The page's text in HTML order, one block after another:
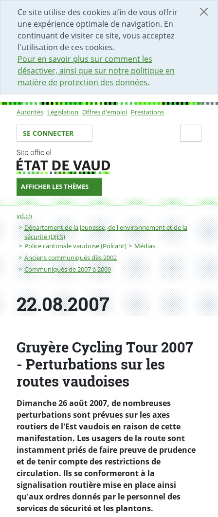
Ce site utilise des cookies afin de vous offrir
une expérience optimale de navigation. En
continuant de visiter ce site, vous acceptez
l'utilisation de ces cookies.
Pour en savoir plus sur comment les
désactiver, ainsi que sur notre politique en
matière de protection des données.
DÉBUT DU CONTENU DE LA PAGE
ACCÈS AU CHAMP DE RECHERCHE
PAGE D'ACCUEIL
FORMULAIRE DE CONTACT
Sous-navigation
Autorités Législation Offres d'emploi Prestations
Votre identité
SE CONNECTER
AFFICHER LES THÈMES
Fil d'Ariane
vd.ch
Département de la jeunesse, de l'environnement et de la
sécurité (DJES)
Police cantonale vaudoise (Polcant)
Médias
Anciens communiqués dès 2002
Communiqués de 2007 à 2009
22.08.2007
22.08.2007
Gruyère Cycling Tour 2007
- Perturbations sur les
routes vaudoises
Dimanche 26 août 2007, de nombreuses
perturbations sont prévues sur les axes
routiers de l'Est vaudois en raison de cette
manifestation. Les usagers de la route sont
instamment priés de faire preuve de prudence
et de tenir compte des restrictions de
circulation. Ils se conformeront à la
signalisation routière mise en place ainsi
qu'aux ordres donnés par le personnel des
services de sécurité et les plantons.